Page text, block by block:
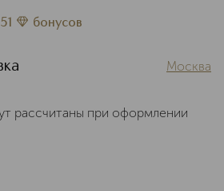
51 бонусов
Москва
рассчитаны при оформлении